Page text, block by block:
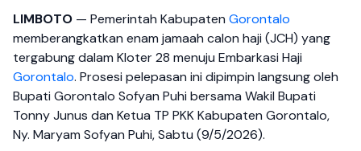
LIMBOTO — Pemerintah Kabupaten Gorontalo
memberangkatkan enam jamaah calon haji (JCH) yang
tergabung dalam Kloter 28 menuju Embarkasi Haji
Gorontalo. Prosesi pelepasan ini dipimpin langsung oleh
Bupati Gorontalo Sofyan Puhi bersama Wakil Bupati
Tonny Junus dan Ketua TP PKK Kabupaten Gorontalo,
Ny. Maryam Sofyan Puhi, Sabtu (9/5/2026).